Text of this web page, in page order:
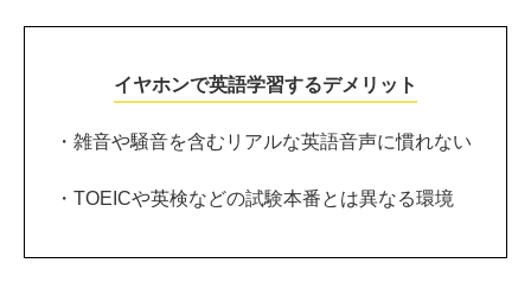
イヤホンで英語学習するデメリット
・雑音や騒音を含むリアルな英語音声に慣れない
・TOEICや英検などの試験本番とは異なる環境